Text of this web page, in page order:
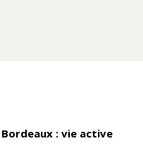
: vie active